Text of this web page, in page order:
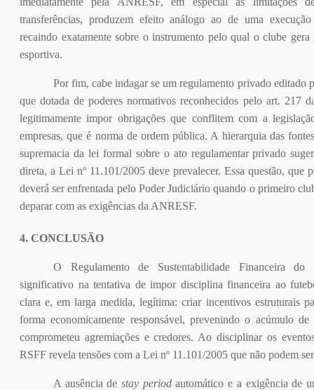
transferências, produzem efeito análogo ao de uma
recaindo exatamente sobre o instrumento pelo qual o clube gera
esportiva.
Por fim, cabe indagar se um regulamento privado editado
que dotada de poderes normativos reconhecidos pelo art. 217
legitimamente impor obrigações que conflitem com a
empresas, que é norma de ordem pública. A hierarquia das
supremacia da lei formal sobre o ato regulamentar privado
direta, a Lei nº 11.101/2005 deve prevalecer. Essa questão, que
deverá ser enfrentada pelo Poder Judiciário quando o primeiro
deparar com as exigências da ANRESF.
4. CONCLUSÃO
O Regulamento de Sustentabilidade Financeira do
significativo na tentativa de impor disciplina financeira ao
clara e, em larga medida, legítima: criar incentivos estruturais
forma economicamente responsável, prevenindo o acúmulo de
comprometeu agremiações e credores. Ao disciplinar os
RSFF revela tensões com a Lei nº 11.101/2005 que não podem
A ausência destay periodautomático e a exigência de